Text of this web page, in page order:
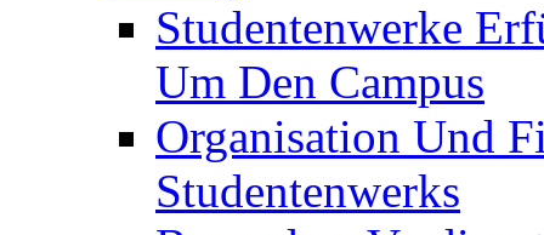
Studentenwerke
Um Den Campus
Organisation Und
Studentenwerks